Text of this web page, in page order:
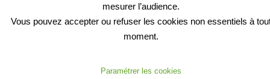
mesurer l’audience.
Vous pouvez accepter ou refuser les cookies non essentiels à
moment.
Paramétrer les cookies